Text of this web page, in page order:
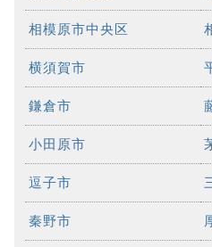
相模原市中央区
横須賀市
鎌倉市
小田原市
逗子市
秦野市